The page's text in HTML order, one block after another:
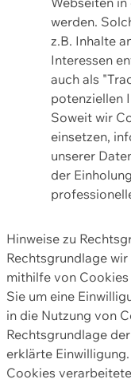
werden.
z.B. Inhalte
Interessen
auch als
potenziellen
Soweit wir
einsetzen,
unserer
der
Hinweise zu
Rechtsgrundlage
mithilfe von
Sie um eine
in die Nutzung von
Rechtsgrundlage
erklärte
Cookies